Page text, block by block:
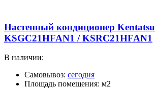
Настенный кондиционер Kentatsu
KSGC21HFAN1 / KSRC21HFAN1
В наличии:
Самовывоз: сегодня
Площадь помещения: м2